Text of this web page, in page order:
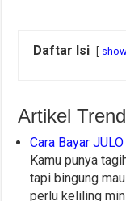
Daftar Isi
Artikel
Cara Bayar
Kamu punya
tapi bingung
perlu keliling